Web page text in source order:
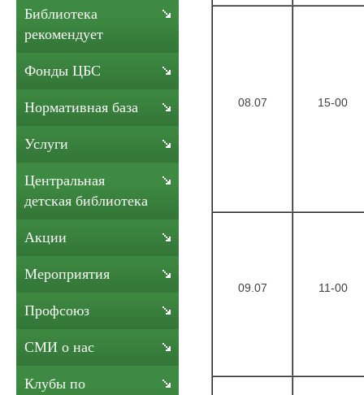
08.07 15-00
09.07 11-00
Библиотека
рекомендует
Фонды ЦБС
Нормативная база
Услуги
Центральная
детская библиотека
Акции
Мероприятия
Профсоюз
СМИ о нас
Клубы по